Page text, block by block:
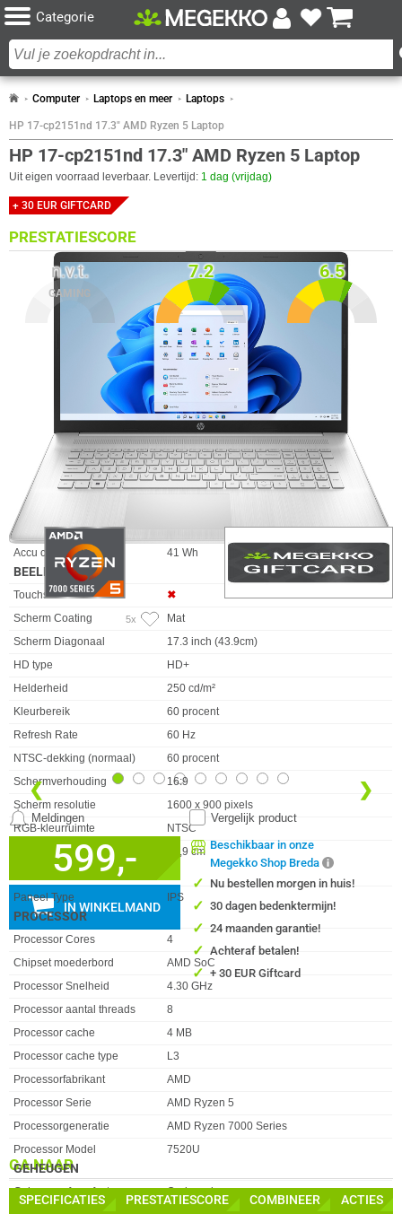
Categorie
Computer Laptops en meer Laptops
HP 17-cp2151nd 17.3" AMD Ryzen 5 Laptop
HP 17-cp2151nd 17.3" AMD Ryzen 5 Laptop
Uit eigen voorraad leverbaar. Levertijd: 1 dag (vrijdag)
+ 30 EUR GIFTCARD
❮ ❯
5x
599,-
IN WINKELMAND
Beschikbaar in onze
Megekko Shop Breda
✓ Nu bestellen morgen in huis!
✓ 30 dagen bedenktermijn!
✓ 24 maanden garantie!
✓ Achteraf betalen!
✓ + 30 EUR Giftcard
Vergelijk product
Meldingen
GA NAAR
SPECIFICATIES PRESTATIESCORE COMBINEER
ACTIES
PRESTATIESCORE
n.v.t.
GAMING
7.2
SCHOOL­GEBRUIK
6.5
ZAKELIJK GEBRUIK
Waarde
EAN/UPC/GTIN identifier(s)
199251346378
Kleur Product
Zilver
Kleurnaam
Natuurlijk zilver
Gebruik
Home en Office
Originele merknaam
HP
Vormfactor
ACCU/BATTERIJ
Eigenschap Waarde
Accu capaciteit 41 Wh
BEELDSCHERM
Eigenschap Waarde
Touchscreen
✖︎
Scherm Coating
Mat
Scherm Diagonaal
17.3 inch (43.9cm)
HD type
HD+
Helderheid
250 cd/m²
Kleurbereik
60 procent
Refresh Rate
60 Hz
NTSC-dekking (normaal)
60 procent
Schermverhouding
16:9
Scherm resolutie
1600 x 900 pixels
RGB-kleurruimte
NTSC
Schermdiameter in
centimeters
43,9 cm
Paneel Type IPS
PROCESSOR
Eigenschap Waarde
Processor Cores
4
Chipset moederbord
AMD SoC
Processor Snelheid
4.30 GHz
Processor aantal threads
8
Processor cache
4 MB
Processor cache type
L3
Processorfabrikant
AMD
Processor Serie
AMD Ryzen 5
Processorgeneratie
AMD Ryzen 7000 Series
Processor Model
7520U
GEHEUGEN
Eigenschap Waarde
Geheugen form factor
On-board